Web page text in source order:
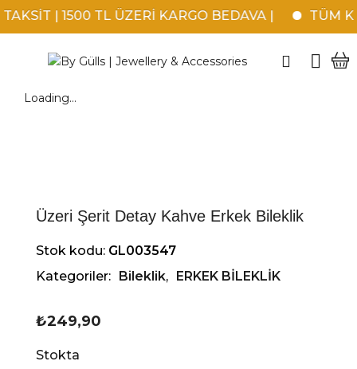
| 1500 TL ÜZERİ KARGO BEDAVA | TÜM
Loading...
Üzeri Şerit Detay Kahve Erkek Bileklik
Stok kodu: GL003547
Kategoriler: Bileklik, ERKEK BİLEKLİK
₺249,90
Stokta